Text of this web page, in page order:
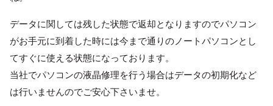
データに関しては残した状態で返却となりますのでパソコン
がお手元に到着した時には今まで通りのノートパソコンとし
てすぐに使える状態になっております。
当社でパソコンの液晶修理を行う場合はデータの初期化など
は行いませんのでご安心下さいませ。